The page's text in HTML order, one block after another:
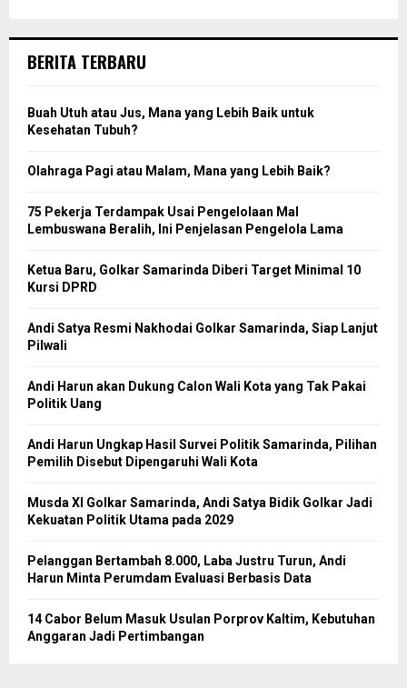
BERITA TERBARU
Buah Utuh atau Jus, Mana yang Lebih Baik untuk
Kesehatan Tubuh?
Olahraga Pagi atau Malam, Mana yang Lebih Baik?
75 Pekerja Terdampak Usai Pengelolaan Mal
Lembuswana Beralih, Ini Penjelasan Pengelola Lama
Ketua Baru, Golkar Samarinda Diberi Target Minimal 10
Kursi DPRD
Andi Satya Resmi Nakhodai Golkar Samarinda, Siap Lanjut
Pilwali
Andi Harun akan Dukung Calon Wali Kota yang Tak Pakai
Politik Uang
Andi Harun Ungkap Hasil Survei Politik Samarinda, Pilihan
Pemilih Disebut Dipengaruhi Wali Kota
Musda XI Golkar Samarinda, Andi Satya Bidik Golkar Jadi
Kekuatan Politik Utama pada 2029
Pelanggan Bertambah 8.000, Laba Justru Turun, Andi
Harun Minta Perumdam Evaluasi Berbasis Data
14 Cabor Belum Masuk Usulan Porprov Kaltim, Kebutuhan
Anggaran Jadi Pertimbangan